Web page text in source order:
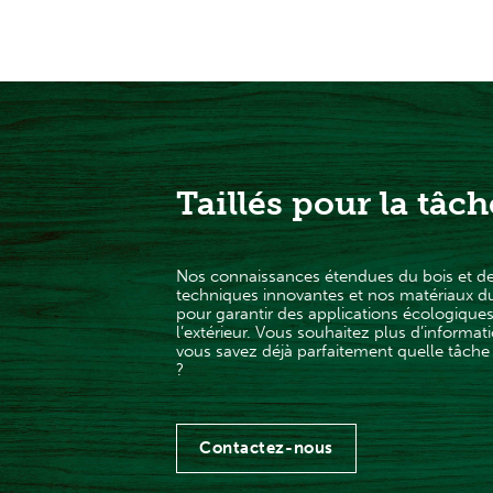
Taillés pour la
Nos connaissances étendues du bois et
techniques innovantes et nos matériaux
pour garantir des applications
l’extérieur. Vous souhaitez plus
vous savez déjà parfaitement quelle
?
Contactez-nous